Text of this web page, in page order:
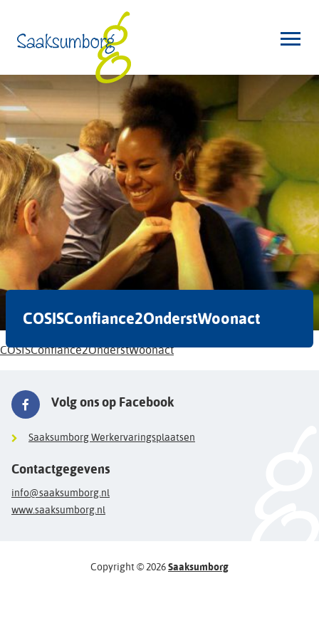
COSISConfiance2OnderstWoonact
COSISConfiance2OnderstWoonact
Volg ons op Facebook
Saaksumborg Werkervaringsplaatsen
Contactgegevens
info@saaksumborg.nl
www.saaksumborg.nl
Copyright © 2026Saaksumborg